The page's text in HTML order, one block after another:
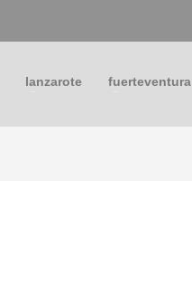
lanzarote fuerteventura